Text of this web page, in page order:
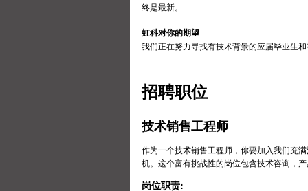
终是最新。
虹科对你的期望
我们正在努力寻找有技术背景的应届毕业生
招聘职位
技术销售工程师
作为一个技术销售工程师，你要加入我们充
机。这个富有挑战性的岗位包含技术咨询，
岗位职责: